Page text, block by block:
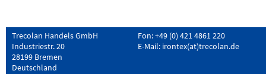
Trecolan Handels GmbH
Industriestr. 20
28199 Bremen
Deutschland
Fon: +49 (0) 421 4861 220
E-Mail: irontex(at)trecolan.de